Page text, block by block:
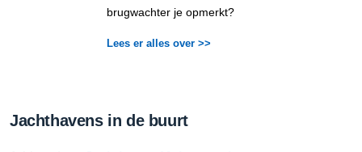
brugwachter je opmerkt?
Lees er alles over >>
Jachthavens in de buurt